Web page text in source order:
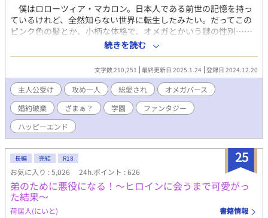
僕はロローツィア・マカロン。日本人である前世の記憶を持っ
ているけれど、全然知らない世界に転生したみたい。だってこの
ピンク色の髪とか、小柄な体格で、オメガとかいう謎の性別……
ということから、多分、主人公ではなさそうだ。 それでも愛す
る家族のため、『聖者』としてお仕事を、貴族として人脈作りを
頑張るんだ。婚約者も仲の良い幼馴染で、……て、君、何してる
の……？ 女性向けHOTランキング最高位5位、いただきました。
たくさんの閲覧、ありがとうございます。 ※総愛され風味（攻め
は一人） ※ざまぁ？はぬるめ（当社比） ※ぽわぽわ系受け ※番
外編もあります ※オメガバースの設定をお借りしています
続きを読む
文字数 210,251 最終更新日 2025.1.24 登録日 2024.12.20
主人公受け 攻め一人 総愛され
オメガバース
婚約破棄
ざまぁ？ 学園
ファンタジー
ハッピーエンド
25
長編 完結 R18
お気に入り : 5,026 24h.ポイント : 626
弟のために悪役になる！～ヒロインに会うまで可愛がっ
た結果～
荷居人(にいと) 書籍情報